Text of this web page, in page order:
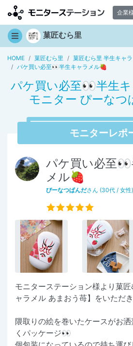
企業
菓匠むら里
HOME 菓匠むら里
菓匠むら里 半生キャ
パケ買い必至👀半生キャラメル🍓
パケ買い必至👀半生
モニター ぴーなつ
モニターレポ
パケ買い必至👀
メル🍓
ぴーなつぱんださん (30代 / 女性)
モニターステーション様より菓
ャラメル あまおう苺】をいただ
隈取りの絵を巻いたケースがお
くパッケージ👀